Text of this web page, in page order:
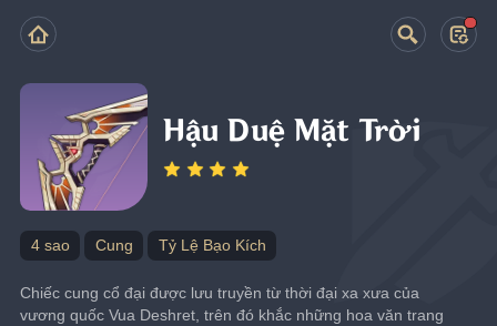
Hậu Duệ Mặt Trời
4 sao Cung Tỷ Lệ Bạo Kích
Chiếc cung cổ đại được lưu truyền từ thời đại xa xưa của
vương quốc Vua Deshret, trên đó khắc những hoa văn trang